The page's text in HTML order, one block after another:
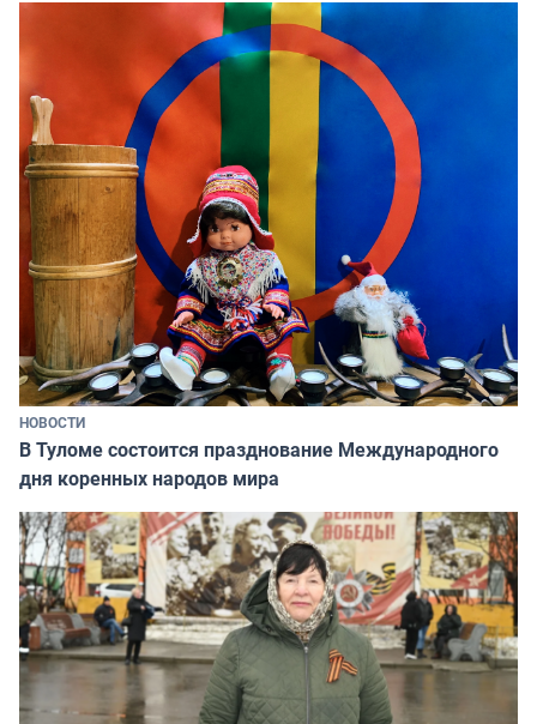
НОВОСТИ
В Туломе состоится празднование Международного
дня коренных народов мира